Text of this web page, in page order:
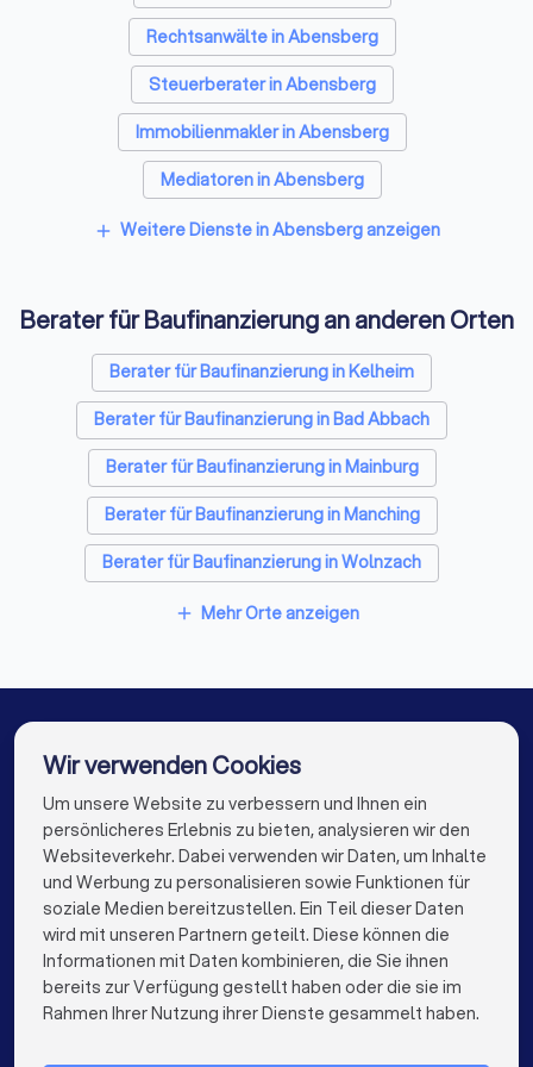
Rechtsanwälte in Abensberg
Steuerberater in Abensberg
Immobilienmakler in Abensberg
Mediatoren in Abensberg
Energieberater in Abensberg
add Weitere Dienste in Abensberg anzeigen
Berater für Baufinanzierung an anderen Orten
Berater für Baufinanzierung in Kelheim
Berater für Baufinanzierung in Bad Abbach
Berater für Baufinanzierung in Mainburg
Berater für Baufinanzierung in Manching
Berater für Baufinanzierung in Wolnzach
Berater für Baufinanzierung in Regensburg
Berater für Baufinanzierung in Ingolstadt
Berater für Baufinanzierung in Essenbach
Berater für Baufinanzierung in Berlin
Berater für Baufinanzierung in Hamburg
Berater für Baufinanzierung in München
Berater für Baufinanzierung in Köln
add Mehr Orte anzeigen
Die besten Berater für Baufinanzierung für Sie
info@trustlocal.de
FÜR PRIVATPERSONEN
Wir verwenden Cookies
Um unsere Website zu verbessern und Ihnen ein
persönlicheres Erlebnis zu bieten, analysieren wir den
Websiteverkehr. Dabei verwenden wir Daten, um Inhalte
und Werbung zu personalisieren sowie Funktionen für
soziale Medien bereitzustellen. Ein Teil dieser Daten
wird mit unseren Partnern geteilt. Diese können die
Informationen mit Daten kombinieren, die Sie ihnen
bereits zur Verfügung gestellt haben oder die sie im
Rahmen Ihrer Nutzung ihrer Dienste gesammelt haben.